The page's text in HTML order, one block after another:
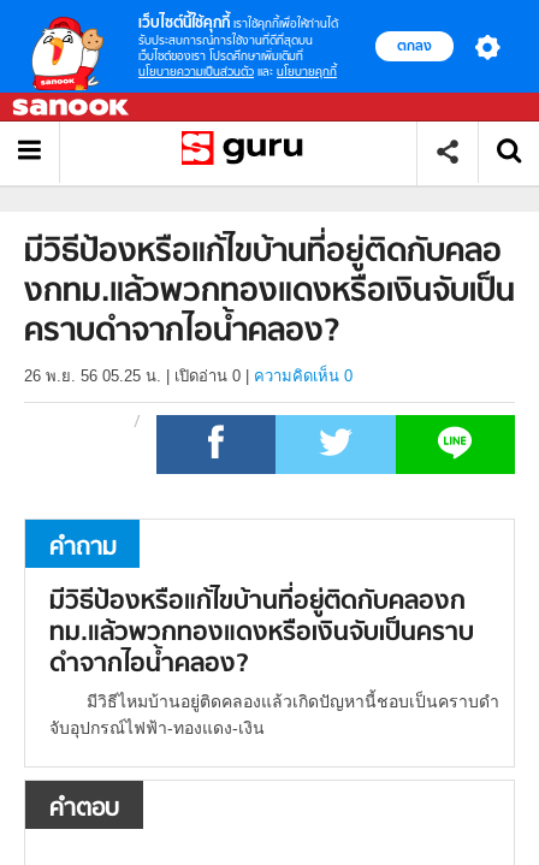
เว็บไซต์นี้ใช้คุกกี้ เราใช้คุกกี้เพื่อให้ท่านได้
รับประสบการณ์การใช้งานที่ดีที่สุดบน
เว็บไซต์ของเรา โปรดศึกษาเพิ่มเติมที่
นโยบายความเป็นส่วนตัว และ นโยบายคุกกี้
ตกลง
มีวิธีป้องหรือแก้ไขบ้านที่อยู่ติดกับคลอ
งกทม.แล้วพวกทองแดงหรือเงินจับเป็น
คราบดำจากไอน้ำคลอง?
26 พ.ย. 56 05.25 น. เปิดอ่าน 0 ความคิดเห็น 0
คำถาม
มีวิธีป้องหรือแก้ไขบ้านที่อยู่ติดกับคลองก
ทม.แล้วพวกทองแดงหรือเงินจับเป็นคราบ
ดำจากไอน้ำคลอง?
มีวิธีไหมบ้านอยู่ติดคลองแล้วเกิดปัญหานี้ชอบเป็นคราบดำ
จับอุปกรณ์ไฟฟ้า-ทองแดง-เงิน
คำตอบ